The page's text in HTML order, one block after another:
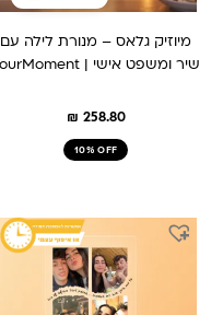
מיוזיק גלאס – מנורת לילה עם
שיר ומשפט אישי | YourMoment
₪ 258.80
10% OFF
המחיר
היה:
המחיר
הוא: